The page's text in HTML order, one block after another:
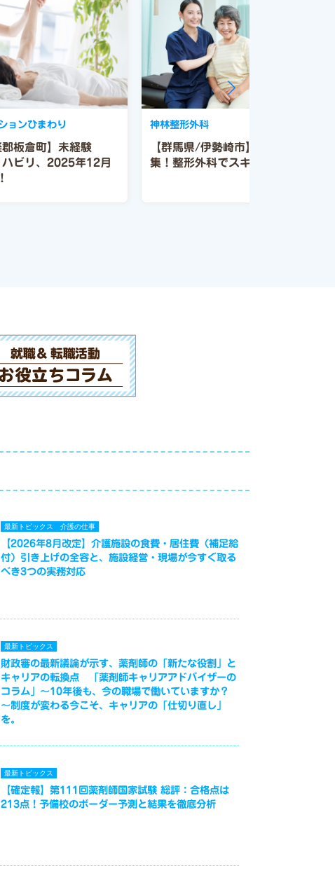
郡板倉町】未経験
ビリ、2025年12月
ョンひまわり
【群馬県/伊勢崎市】理学療法士募
集！整形外科でスキルを活かす！
神林整形外科
最新トピックス 介護の仕事
【2026年8月改定】介護施設の食費・居住費（補足給
付）引き上げの全容と、施設経営・現場が今すぐ取る
べき3つの実務対応
最新トピックス
財政審の最新議論が示す、薬剤師の「新たな役割」と
キャリアの転換点 「薬剤師キャリアアドバイザーの
コラム」～10年後も、今の職場で働いていますか？
～制度が変わる今こそ、キャリアの「仕切り直し」
を。
最新トピックス
【確定報】第111回薬剤師国家試験 総評：合格点は
213点！予備校のボーダー予測と結果を徹底分析